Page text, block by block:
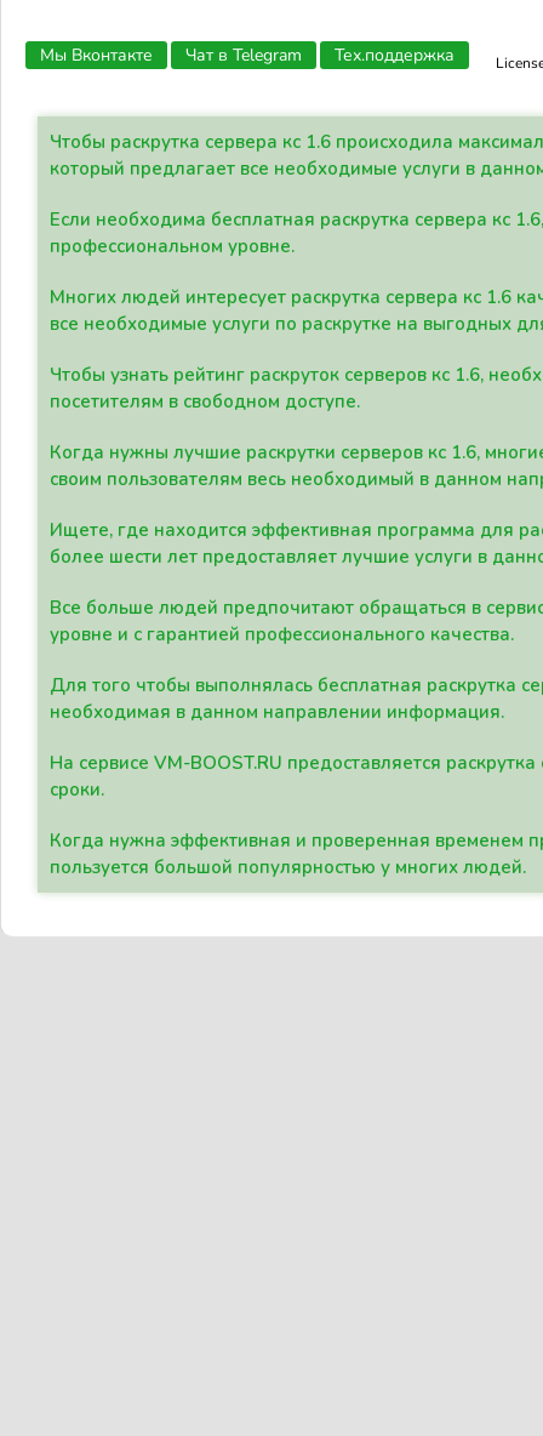
Мы Вконтакте Чат в Telegram Тех.поддержка
Чтобы раскрутка сервера кс 1.6 происходила
который предлагает все необходимые услуги в
Если необходима бесплатная раскрутка сервера кс
профессиональном уровне.
Многих людей интересует раскрутка сервера кс 1.6
все необходимые услуги по раскрутке на выгодных
Чтобы узнать рейтинг раскруток серверов кс 1.6,
посетителям в свободном доступе.
Когда нужны лучшие раскрутки серверов кс 1.6,
своим пользователям весь необходимый в данном
Ищете, где находится эффективная программа для
более шести лет предоставляет лучшие услуги в
Все больше людей предпочитают обращаться в
уровне и с гарантией профессионального качества.
Для того чтобы выполнялась бесплатная раскрутка
необходимая в данном направлении информация.
На сервисе VM-BOOST.RU предоставляется
сроки.
Когда нужна эффективная и проверенная временем
пользуется большой популярностью у многих людей.